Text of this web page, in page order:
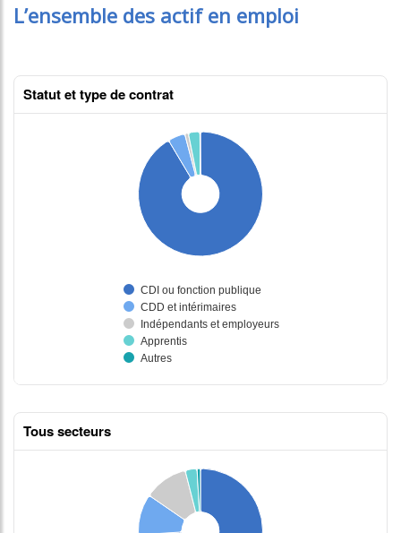
L’ensemble des actif en emploi
Statut et type de contrat
Tous secteurs